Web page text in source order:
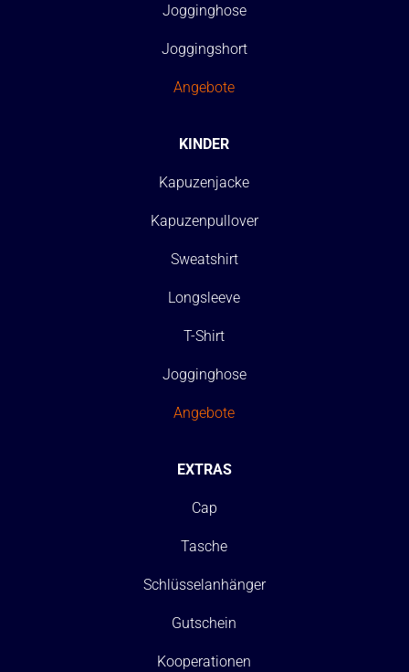
Jogginghose
Joggingshort
Angebote
KINDER
Kapuzenjacke
Kapuzenpullover
Sweatshirt
Longsleeve
T-Shirt
Jogginghose
Angebote
EXTRAS
Cap
Tasche
Schlüsselanhänger
Gutschein
Kooperationen